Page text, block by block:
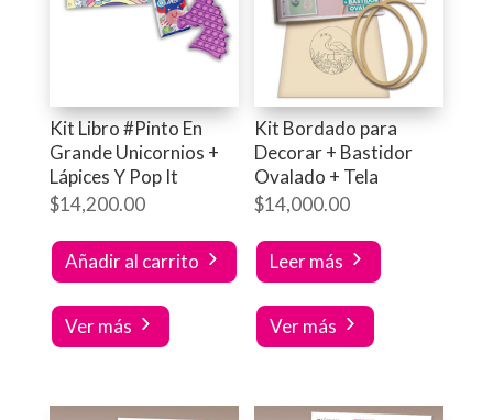
Kit Libro #Pinto En
Grande Unicornios +
Lápices Y Pop It
$14,200.00
Añadir al carrito
Ver más
Kit Bordado para
Decorar + Bastidor
Ovalado + Tela
$14,000.00
Leer más
Ver más